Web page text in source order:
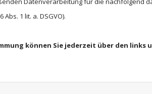
Klavierspieler verzauberte
Klängen. In gemütlicher
Die harmonischen Klänge
lächelnde Gesichter. Es
schöner Erinnerung bleiben
1 lit. a. DSGVO).
können Sie jederzeit über den